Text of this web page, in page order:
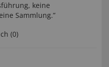
keine
Sammlung.”
(0)